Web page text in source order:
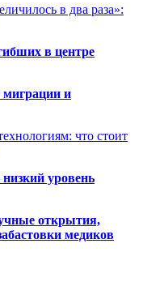
в два раза»:
в центре
миграции и
что стоит
уровень
открытия,
медиков